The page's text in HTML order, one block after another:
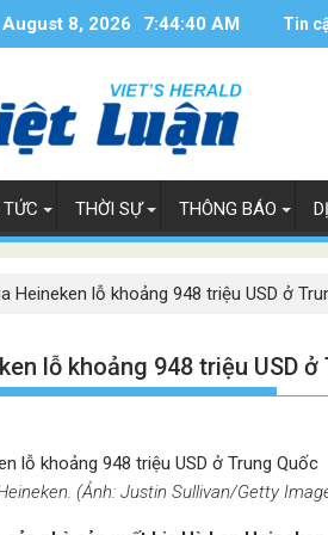
8, 2026 7:44:40 AM Tin
THỜI SỰ THÔNG BÁO
Heineken lỗ khoảng 948 triệu USD ở
lỗ khoảng 948 triệu USD ở
(Ảnh: Justin Sullivan/Getty